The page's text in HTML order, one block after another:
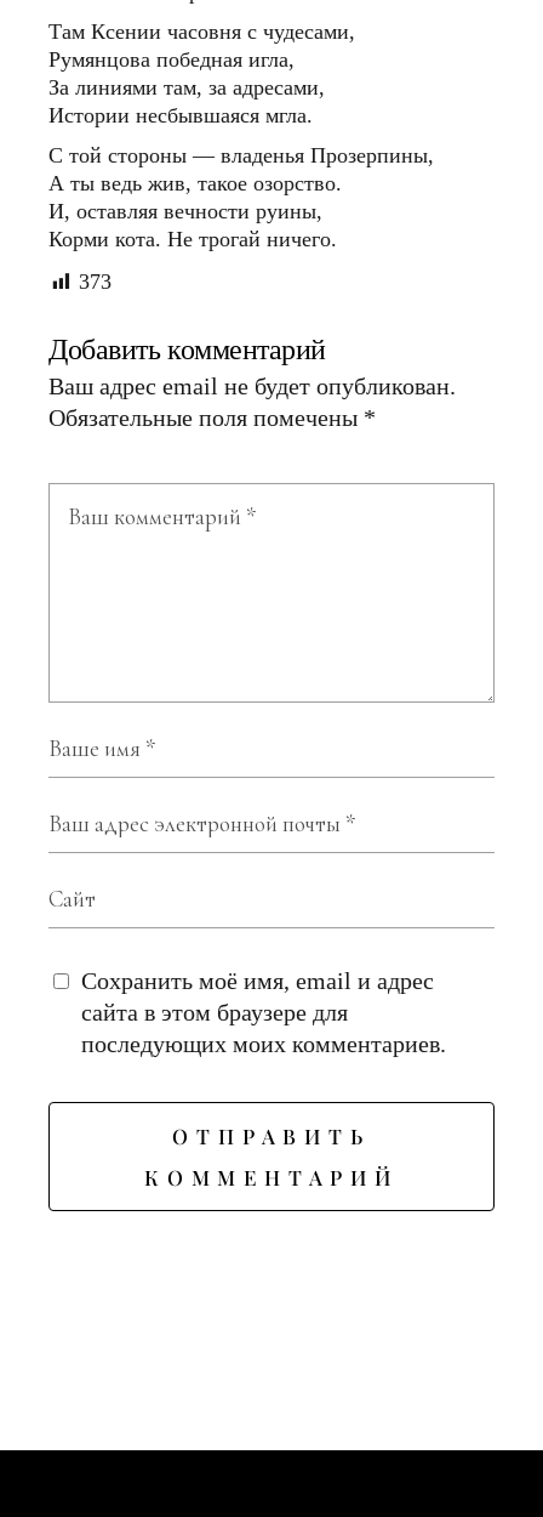
Там Ксении часовня с чудесами,
Румянцова победная игла,
За линиями там, за адресами,
Истории несбывшаяся мгла.
С той стороны — владенья Прозерпины,
А ты ведь жив, такое озорство.
И, оставляя вечности руины,
Корми кота. Не трогай ничего.
373
Добавить комментарий
Ваш адрес email не будет опубликован.
Обязательные поля помечены *
Сохранить моё имя, email и адрес
сайта в этом браузере для
последующих моих комментариев.
ОТПРАВИТЬ
КОММЕНТАРИЙ